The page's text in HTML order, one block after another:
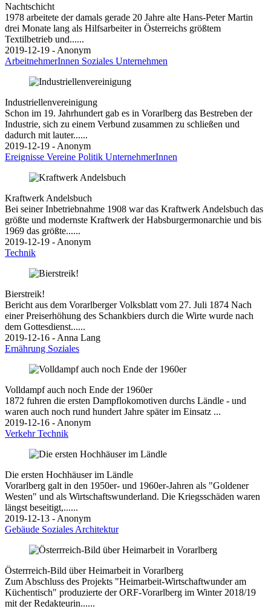
Nachtschicht
1978 arbeitete der damals gerade 20 Jahre alte Hans-Peter Martin
drei Monate lang als Hilfsarbeiter in Österreichs größtem
Textilbetrieb und......
2019-12-19 - Anonym
ArbeitnehmerInnen Soziales Unternehmen
Industriellenvereinigung
Schon im 19. Jahrhundert gab es in Vorarlberg das Bestreben der
Industrie, sich zu einem Verbund zusammen zu schließen und
dadurch mit lauter......
2019-12-19 - Anonym
Ereignisse Vereine Politik UnternehmerInnen
Kraftwerk Andelsbuch
Bei seiner Inbetriebnahme 1908 war das Kraftwerk Andelsbuch das
größte und modernste Kraftwerk der Habsburgermonarchie und bis
1969 das größte......
2019-12-19 - Anonym
Technik
Bierstreik!
Bericht aus dem Vorarlberger Volksblatt vom 27. Juli 1874 Nach
einer Preiserhöhung des Schankbiers durch die Wirte wurde nach
dem Gottesdienst......
2019-12-16 - Anna Lang
Ernährung Soziales
Volldampf auch noch Ende der 1960er
1872 fuhren die ersten Dampflokomotiven durchs Ländle - und
waren auch noch rund hundert Jahre später im Einsatz ...
2019-12-16 - Anonym
VerkehrTechnik
Die ersten Hochhäuser im Ländle
Vorarlberg galt in den 1950er- und 1960er-Jahren als "Goldener
Westen" und als Wirtschaftswunderland. Die Kriegsschäden waren
längst beseitigt,......
2019-12-13 - Anonym
Gebäude Soziales Architektur
Österrreich-Bild über Heimarbeit in Vorarlberg
Zum Abschluss des Projekts "Heimarbeit-Wirtschaftwunder am
Küchentisch" produzierte der ORF-Vorarlberg im Winter 2018/19
mit der Redakteurin......